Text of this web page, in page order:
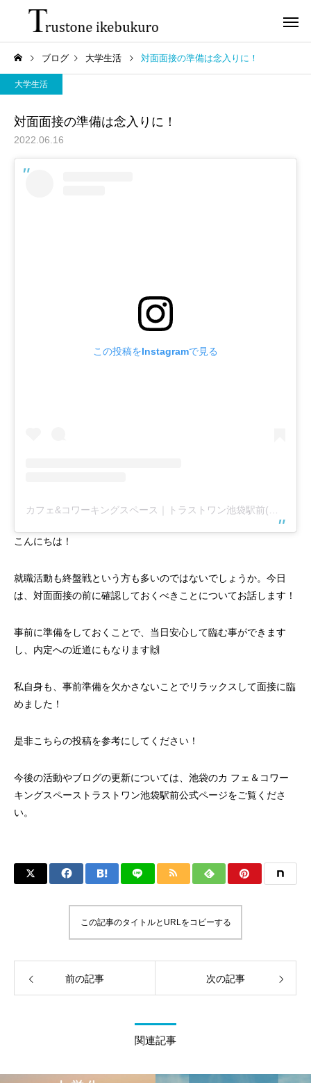
ブログ 大学生活 対面面接の準備は念入りに！
大学生活
対面面接の準備は念入りに！
2022.06.16
この投稿をInstagramで見る
こんにちは！
就職活動も終盤戦という方も多いのではないでしょうか。今日
は、対面面接の前に確認しておくべきことについてお話します！
事前に準備をしておくことで、当日安心して臨む事ができます
し、内定への近道にもなります🙌
私自身も、事前準備を欠かさないことでリラックスして面接に臨
めました！
是非こちらの投稿を参考にしてください！
今後の活動やブログの更新については、 池袋のカ フェ＆コワー
キングスペーストラストワン池袋駅前公式ページをご覧くださ
い。
この記事のタイトルとURLをコピーする
前の記事 次の記事
関連記事